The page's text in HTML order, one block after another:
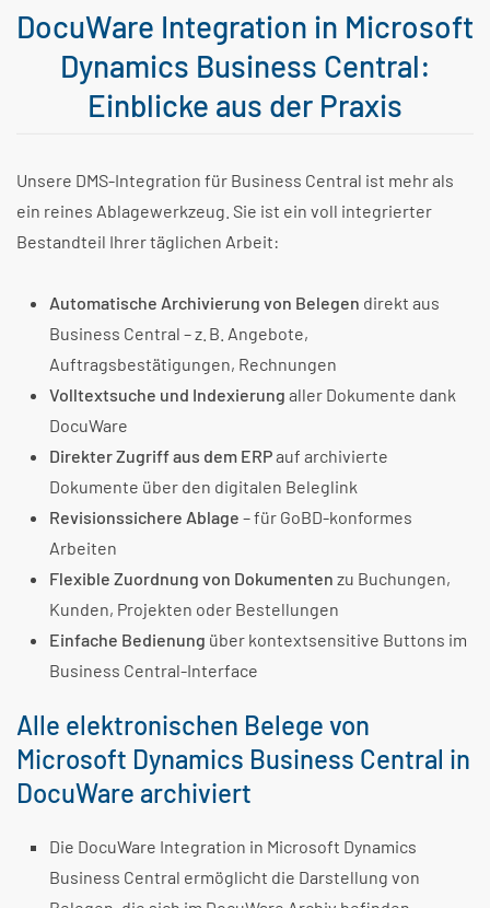
DocuWare Integration in Microsoft
Dynamics Business Central:
Einblicke aus der Praxis
Unsere DMS-Integration für Business Central ist mehr als
ein reines Ablagewerkzeug. Sie ist ein voll integrierter
Bestandteil Ihrer täglichen Arbeit:
Automatische Archivierung von Belegen direkt aus
Business Central – z. B. Angebote,
Auftragsbestätigungen, Rechnungen
Volltextsuche und Indexierung aller Dokumente dank
DocuWare
Direkter Zugriff aus dem ERPauf archivierte
Dokumente über den digitalen Beleglink
Revisionssichere Ablage – für GoBD-konformes
Arbeiten
Flexible Zuordnung von Dokumenten zu Buchungen,
Kunden, Projekten oder Bestellungen
Einfache Bedienung über kontextsensitive Buttons im
Business Central-Interface
Alle elektronischen Belege von
Microsoft Dynamics Business Central in
DocuWare archiviert
Die DocuWare Integration in Microsoft Dynamics
Business Central ermöglicht die Darstellung von